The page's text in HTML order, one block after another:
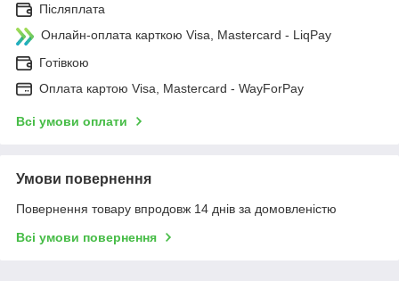
Післяплата
Онлайн-оплата карткою Visa, Mastercard - LiqPay
Готівкою
Оплата картою Visa, Mastercard - WayForPay
Всі умови оплати
Умови повернення
Повернення товару впродовж 14 днів за домовленістю
Всі умови повернення